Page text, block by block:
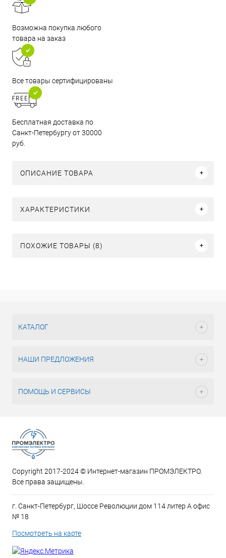
Возможна покупка любого
товара на заказ
Все товары сертифицированы
Бесплатная доставка по
Санкт-Петербургу от 30000
руб.
ОПИСАНИЕ ТОВАРА
ХАРАКТЕРИСТИКИ
ПОХОЖИЕ ТОВАРЫ (8)
КАТАЛОГ
НАШИ ПРЕДЛОЖЕНИЯ
ПОМОЩЬ И СЕРВИСЫ
Copyright 2017-2024 © Интернет-магазин ПРОМЭЛЕКТРО.
Все права защищены.
г. Санкт-Петербург, Шоссе Революции дом 114 литер А офис
№ 18
Посмотреть на карте